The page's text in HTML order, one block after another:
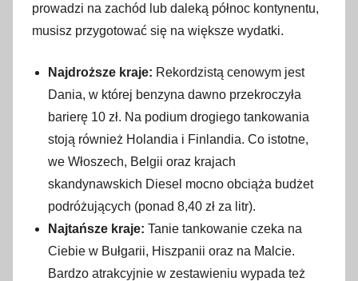
prowadzi na zachód lub daleką północ kontynentu,
musisz przygotować się na większe wydatki.
Najdroższe kraje: Rekordzistą cenowym jest
Dania, w której benzyna dawno przekroczyła
barierę 10 zł. Na podium drogiego tankowania
stoją również Holandia i Finlandia. Co istotne,
we Włoszech, Belgii oraz krajach
skandynawskich Diesel mocno obciąża budżet
podróżujących (ponad 8,40 zł za litr).
Najtańsze kraje: Tanie tankowanie czeka na
Ciebie w Bułgarii, Hiszpanii oraz na Malcie.
Bardzo atrakcyjnie w zestawieniu wypada też